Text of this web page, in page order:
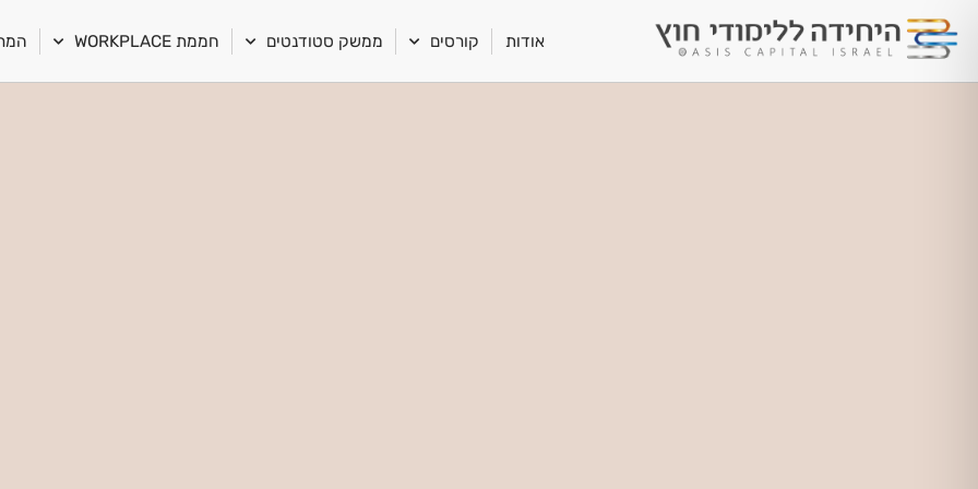
אודות קורסים ממשק סטודנטים חממת WORKPLACE